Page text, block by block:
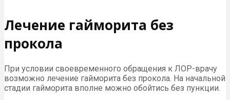
Лечение гайморита без
прокола
При условии своевременного обращения к ЛОР-врачу
возможно лечение гайморита без прокола. На начальной
стадии гайморита вполне можно обойтись без пункции.